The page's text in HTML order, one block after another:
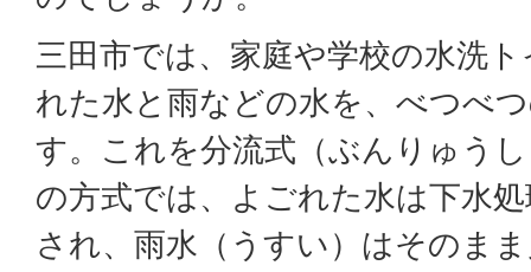
三田市では、家庭や学校の水洗
れた水と雨などの水を、べつべ
す。これを分流式（ぶんりゅう
の方式では、よごれた水は下水
され、雨水（うすい）はそのま